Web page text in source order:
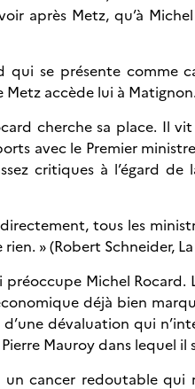
après Metz, qu’à
qui se présente comme
Metz accède lui à Matignon.
cherche sa place. Il
avec le Premier
critiques à l’égard
tous les
» (Robert Schneider,
Michel
déjà bien
dévaluation qui
Mauroy dans lequel il
un cancer redoutable